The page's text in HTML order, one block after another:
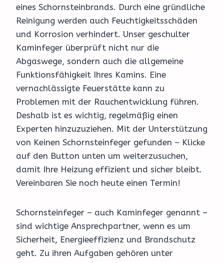
eines Schornsteinbrands. Durch eine gründliche
Reinigung werden auch Feuchtigkeitsschäden
und Korrosion verhindert. Unser geschulter
Kaminfeger überprüft nicht nur die
Abgaswege, sondern auch die allgemeine
Funktionsfähigkeit Ihres Kamins. Eine
vernachlässigte Feuerstätte kann zu
Problemen mit der Rauchentwicklung führen.
Deshalb ist es wichtig, regelmäßig einen
Experten hinzuzuziehen. Mit der Unterstützung
von Keinen Schornsteinfeger gefunden – Klicke
auf den Button unten um weiterzusuchen,
damit Ihre Heizung effizient und sicher bleibt.
Vereinbaren Sie noch heute einen Termin!
Schornsteinfeger – auch Kaminfeger genannt –
sind wichtige Ansprechpartner, wenn es um
Sicherheit, Energieeffizienz und Brandschutz
geht. Zu ihren Aufgaben gehören unter